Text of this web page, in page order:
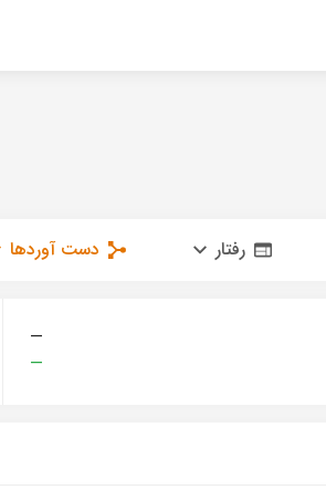
رفتار دست آوردها
—
—